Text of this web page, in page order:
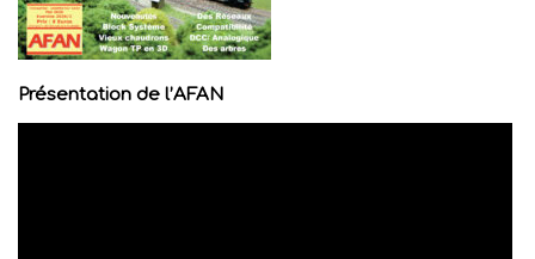
Présentation de l’AFAN